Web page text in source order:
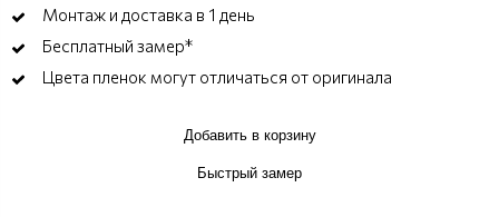
Монтаж и доставка в 1 день
Бесплатный замер*
Цвета пленок могут отличаться от оригинала
Добавить в корзину
Быстрый замер